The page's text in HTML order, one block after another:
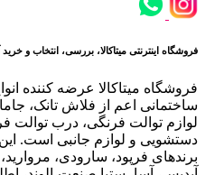
فروشگاه اینترنتی میتاکالا، بررسی، انتخاب و
فروشگاه میتاکالا عرضه کننده
ساختمانی اعم از فلاش تانک،
لوازم توالت فرنگی، درب
دستشویی و لوازم جانبی است.
برندهای فرپود، سارودی، مروارید،